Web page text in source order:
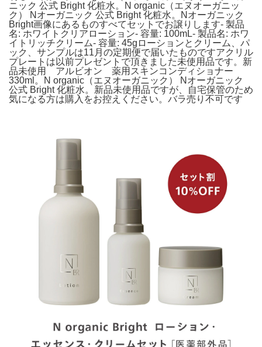
ニック 公式 Bright 化粧水。N organic（エヌオーガニッ
ク） Nオーガニック 公式 Bright 化粧水。Nオーガニック
Bright画像にあるものすべてセットでお譲りします- 製品
名: ホワイトクリアローション- 容量: 100mL- 製品名: ホワ
イトリッチクリーム- 容量: 45gローションとクリーム、パ
ック、サンプルは11月の定期便で届いたものですアクリル
プレートは以前プレゼントで頂きました未使用品です。新
品未使用 アルビオン 薬用スキンコンディショナー
330ml。N organic（エヌオーガニック） Nオーガニック
公式 Bright 化粧水。新品未使用品ですが、自宅保管のため
気になる方は購入をお控えください。バラ売り不可です